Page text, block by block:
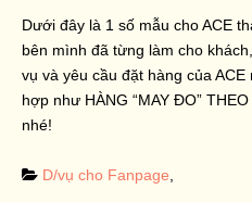
Dưới đây là 1 số mẫu cho ACE
bên mình đã từng làm cho
vụ và yêu cầu đặt hàng của
hợp như HÀNG “MAY ĐO”
nhé!
D/vụ cho Fanpage,